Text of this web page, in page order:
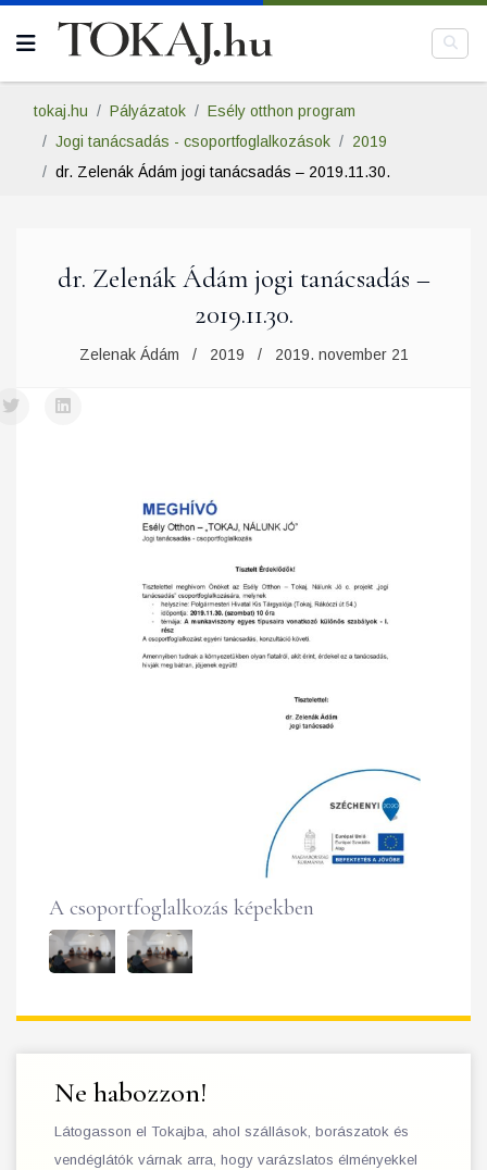
tokaj.hu Pályázatok
Esély otthon program
Jogi tanácsadás - csoportfoglalkozások
2019
dr. Zelenák Ádám jogi tanácsadás – 2019.11.30.
dr. Zelenák Ádám jogi tanácsadás –
2019.11.30.
Zelenak Ádám 2019 2019. november 21
A csoportfoglalkozás képekben
Ne habozzon!
Látogasson el Tokajba, ahol szállások, borászatok és
vendéglátók várnak arra, hogy varázslatos élményekkel